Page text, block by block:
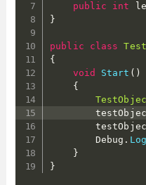
public
int
}
public class
{
void
Start ( )
{
        Debug
. Log
}
}